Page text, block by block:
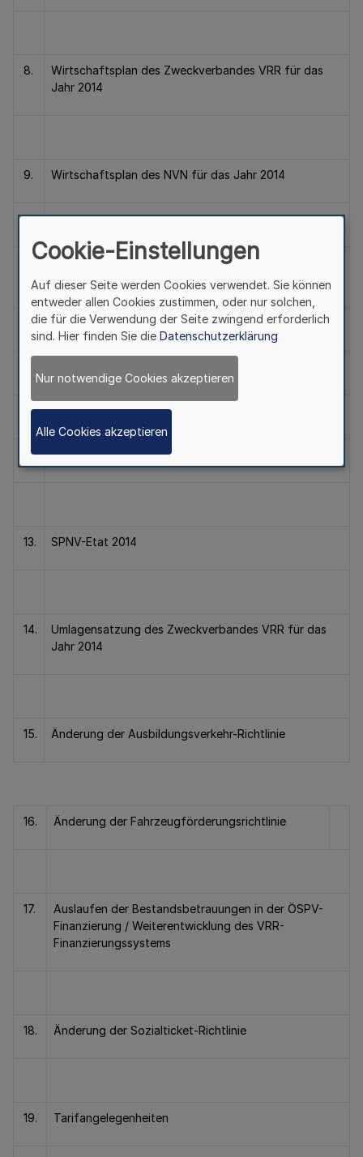
8.
Wirtschaftsplan des Zweckverbandes VRR für das
Jahr 2014
9. Wirtschaftsplan des NVN für das Jahr 2014
10.
Wirtschaftsplan des Eigenbetriebs ZV VRR FaIn-EB
für das Jahr 2014
12. Ergebnisrechnung 2012
13. SPNV-Etat 2014
14.
Umlagensatzung des Zweckverbandes VRR für das
Jahr 2014
15. Änderung der Ausbildungsverkehr-Richtlinie
16. Änderung der Fahrzeugförderungsrichtlinie
17.
Auslaufen der Bestandsbetrauungen in der ÖSPV-
Finanzierung / Weiterentwicklung des VRR-
Finanzierungssystems
18. Änderung der Sozialticket-Richtlinie
19. Tarifangelegenheiten
Cookie-Einstellungen
Auf dieser Seite werden Cookies verwendet. Sie können
entweder allen Cookies zustimmen, oder nur solchen,
die für die Verwendung der Seite zwingend erforderlich
sind. Hier finden Sie die Datenschutzerklärung
Nur notwendige Cookies akzeptieren
Alle Cookies akzeptieren